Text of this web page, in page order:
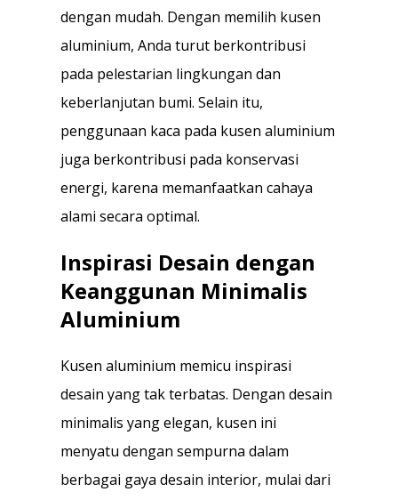
dengan mudah. Dengan memilih kusen
aluminium, Anda turut berkontribusi
pada pelestarian lingkungan dan
keberlanjutan bumi. Selain itu,
penggunaan kaca pada kusen aluminium
juga berkontribusi pada konservasi
energi, karena memanfaatkan cahaya
alami secara optimal.
Inspirasi Desain dengan
Keanggunan Minimalis
Aluminium
Kusen aluminium memicu inspirasi
desain yang tak terbatas. Dengan desain
minimalis yang elegan, kusen ini
menyatu dengan sempurna dalam
berbagai gaya desain interior, mulai dari